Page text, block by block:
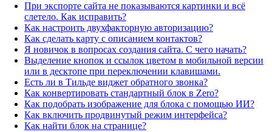
При экспорте сайта не показываются картинки и всё
слетело. Как исправить?
Как настроить двухфакторную авторизацию?
Как сделать карту с описанием контактов?
Я новичок в вопросах создания сайта. С чего начать?
Выделение кнопок и ссылок цветом в мобильной версии
или в десктопе при переключении клавишами.
Есть ли в Тильде виджет обратного звонка?
Как конвертировать стандартный блок в Zero?
Как подобрать изображение для блока с помощью ИИ?
Как включить продвинутый режим интерфейса?
Как найти блок на странице?